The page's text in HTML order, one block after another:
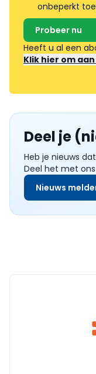
onbeperkt
Probeer nu
Heeft u al een
Klik hier om
Deel je
Heb je nieuws
Deel het met
Nieuws